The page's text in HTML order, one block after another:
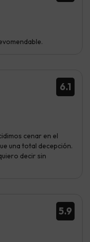
6.1
cenar en el
una total decepción.
decir sin
5.9